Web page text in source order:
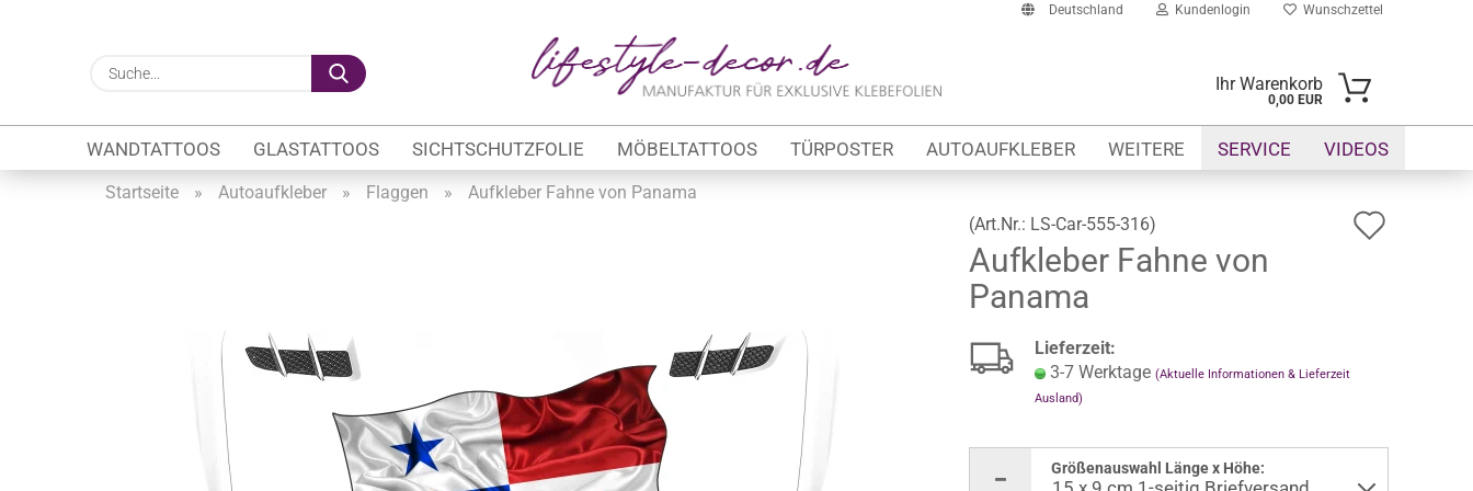
Deutschland
Lieferland
Kundenlogin
E-Mail
Passwort
Konto erstellen
Wunschzettel
Suche...
Ihr Warenkorb
0,00 EUR
WANDTATTOOS GLASTATTOOS SICHTSCHUTZFOLIE MÖBELTATTOOS TÜRPOSTER AUTOAUFKLEBER SERVICE VIDEOS
WEITERE
Öffnungszeiten
Sichtschutzfolien Gewerbe
Glasbeschriftung
Glasmotive
Durchlaufschutz
Startseite » Autoaufkleber » Flaggen »
Aufkleber Fahne von Panama
(Art.Nr.: LS-Car-555-316)
Aufkleber Fahne von
Panama
Lieferzeit:
3-7 Werktage (Aktuelle Informationen & Lieferzeit
Ausland)
Größenauswahl Länge x Höhe: